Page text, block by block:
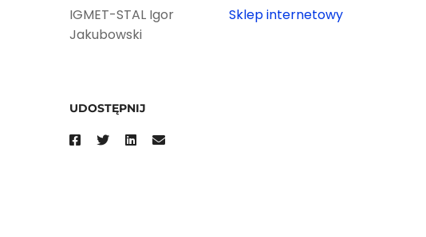
IGMET-STAL Igor
Jakubowski
Sklep internetowy
UDOSTĘPNIJ